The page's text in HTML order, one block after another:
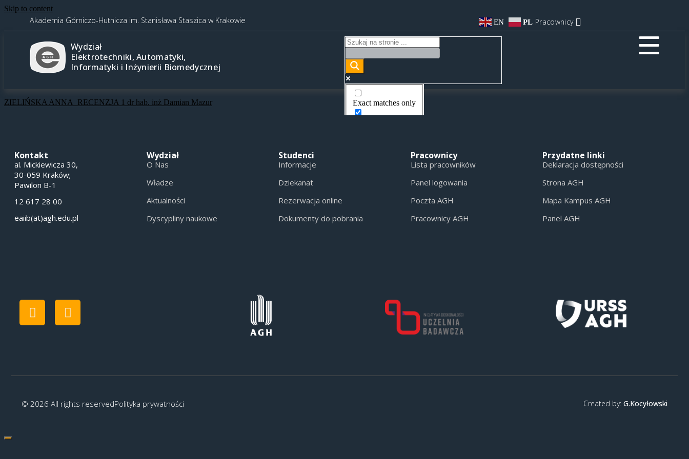
Skip to content
Akademia Górniczo-Hutnicza im. Stanisława Staszica w Krakowie EN PL Pracownicy
Wydział
Elektrotechniki, Automatyki,
Informatyki i Inżynierii Biomedycznej
Exact matches only
ZIELIŃSKA ANNA_RECENZJA 1 dr hab. inż Damian Mazur
Kontakt
al. Mickiewicza 30,
30-059 Kraków;
Pawilon B-1
12 617 28 00
eaiib(at)agh.edu.pl
Wydział
O Nas
Władze
Aktualności
Dyscypliny naukowe
Studenci
Informacje
Dziekanat
Rezerwacja online
Dokumenty do pobrania
Pracownicy
Lista pracowników
Panel logowania
Poczta AGH
Pracownicy AGH
Przydatne linki
Deklaracja dostępności
Strona AGH
Mapa Kampus AGH
Panel AGH
© 2026 All rights reservedPolityka prywatności Created by: G.Kocyłowski